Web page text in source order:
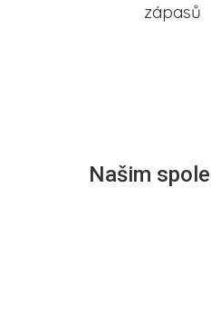
zápasů
Našim